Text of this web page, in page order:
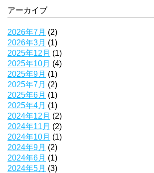
アーカイブ
2026年7月 (2)
2026年3月 (1)
2025年12月 (1)
2025年10月 (4)
2025年9月 (1)
2025年7月 (2)
2025年6月 (1)
2025年4月 (1)
2024年12月 (2)
2024年11月 (2)
2024年10月 (1)
2024年9月 (2)
2024年6月 (1)
2024年5月 (3)